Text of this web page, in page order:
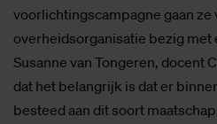
voorlichtingscampagne gaan ze
overheidsorganisatie bezig met
Susanne van Tongeren, docent
dat het belangrijk is dat er
besteed aan dit soort